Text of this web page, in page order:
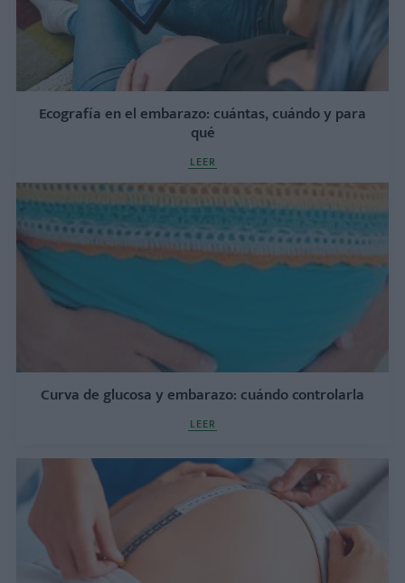
Ecografía en el embarazo: cuántas, cuándo y para
qué
LEER
Curva de glucosa y embarazo: cuándo controlarla
LEER